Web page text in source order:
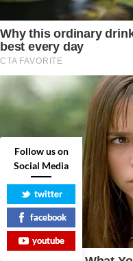
Follow us on
Social Media
twitter
facebook
youtube